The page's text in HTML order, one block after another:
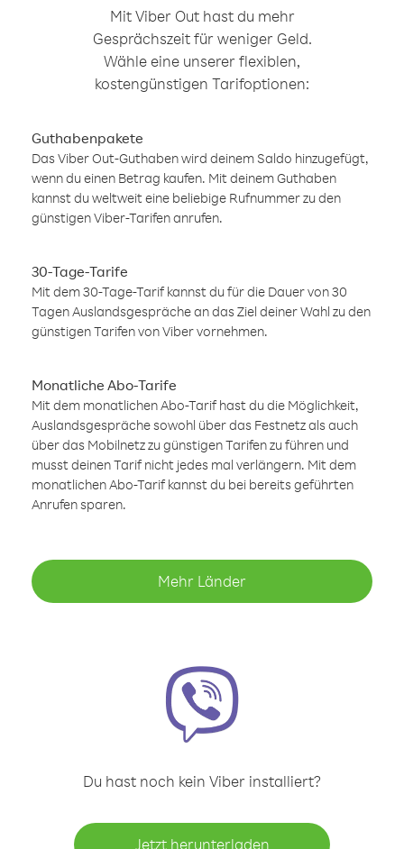
Mit Viber Out hast du mehr
Gesprächszeit für weniger Geld.
Wähle eine unserer flexiblen,
kostengünstigen Tarifoptionen:
Guthabenpakete
Das Viber Out-Guthaben wird deinem Saldo hinzugefügt,
wenn du einen Betrag kaufen. Mit deinem Guthaben
kannst du weltweit eine beliebige Rufnummer zu den
günstigen Viber-Tarifen anrufen.
30-Tage-Tarife
Mit dem 30-Tage-Tarif kannst du für die Dauer von 30
Tagen Auslandsgespräche an das Ziel deiner Wahl zu den
günstigen Tarifen von Viber vornehmen.
Monatliche Abo-Tarife
Mit dem monatlichen Abo-Tarif hast du die Möglichkeit,
Auslandsgespräche sowohl über das Festnetz als auch
über das Mobilnetz zu günstigen Tarifen zu führen und
musst deinen Tarif nicht jedes mal verlängern. Mit dem
monatlichen Abo-Tarif kannst du bei bereits geführten
Anrufen sparen.
Mehr Länder
Du hast noch kein Viber installiert?
Jetzt herunterladen